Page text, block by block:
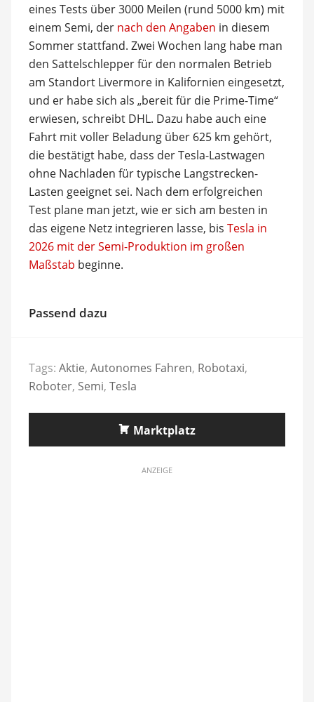
eines Tests über 3000 Meilen (rund 5000 km) mit
einem Semi, der nach den Angaben in diesem
Sommer stattfand. Zwei Wochen lang habe man
den Sattelschlepper für den normalen Betrieb
am Standort Livermore in Kalifornien eingesetzt,
und er habe sich als „bereit für die Prime-Time“
erwiesen, schreibt DHL. Dazu habe auch eine
Fahrt mit voller Beladung über 625 km gehört,
die bestätigt habe, dass der Tesla-Lastwagen
ohne Nachladen für typische Langstrecken-
Lasten geeignet sei. Nach dem erfolgreichen
Test plane man jetzt, wie er sich am besten in
das eigene Netz integrieren lasse, bis Tesla in
2026 mit der Semi-Produktion im großen
Maßstab beginne.
Passend dazu
Tags: Aktie, Autonomes Fahren, Robotaxi,
Roboter, Semi, Tesla
Marktplatz
ANZEIGE